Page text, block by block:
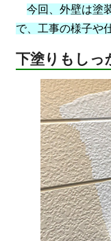
今回、外壁は塗
で、工事の様子や
下塗りもしっ